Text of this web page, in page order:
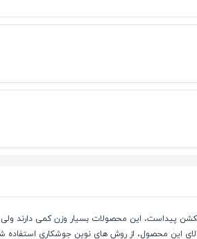
که از نام این کالکشن پیداست، این محصولات بسیار وزن
این محصول، از روش های نوین جوشکاری